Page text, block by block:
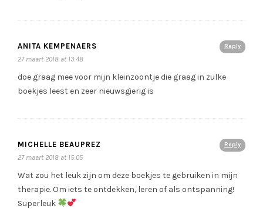
Reply
ANITA KEMPENAERS
27 maart 2018 at 13:48
doe graag mee voor mijn kleinzoontje die graag in zulke
boekjes leest en zeer nieuwsgierig is
Reply
MICHELLE BEAUPREZ
27 maart 2018 at 15:05
Wat zou het leuk zijn om deze boekjes te gebruiken in mijn
therapie. Om iets te ontdekken, leren of als ontspanning!
Superleuk